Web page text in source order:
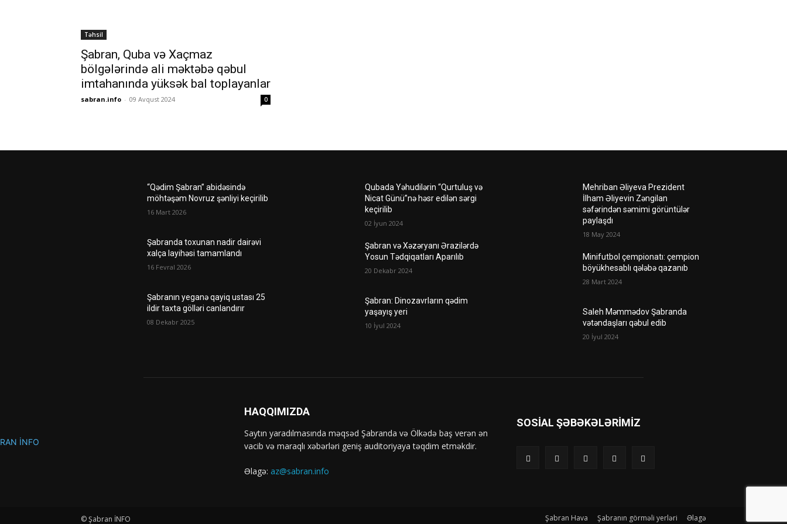
Təhsil
Şabran, Quba və Xaçmaz
bölgələrində ali məktəbə qəbul
imtahanında yüksək bal toplayanlar
sabran.info - 09 Avqust 2024 0
“Qədim Şabran” abidəsində
möhtəşəm Novruz şənliyi keçirilib
16 Mart 2026
Şabranda toxunan nadir dairəvi
xalça layihəsi tamamlandı
16 Fevral 2026
Şabranın yeganə qayiq ustası 25
ildir taxta gölləri canlandırır
08 Dekabr 2025
Qubada Yəhudilərin “Qurtuluş və
Nicat Günü”nə həsr edilən sərgi
keçirilib
02 İyun 2024
Şabran və Xəzəryanı Ərazilərdə
Yosun Tədqiqatları Aparılıb
20 Dekabr 2024
Şabran: Dinozavrların qədim
yaşayış yeri
10 İyul 2024
Mehriban Əliyeva Prezident
İlham Əliyevin Zəngilan
səfərindən səmimi görüntülər
paylaşdı
18 May 2024
Minifutbol çempionatı: çempion
böyükhesablı qələbə qazanıb
28 Mart 2024
Saleh Məmmədov Şabranda
vətəndaşları qəbul edib
20 İyul 2024
HAQQIMIZDA
Saytın yaradılmasında məqsəd Şabranda və Ölkədə baş verən ən
vacib və maraqlı xəbərləri geniş auditoriyaya təqdim etməkdir.
Əlagə: az@sabran.info
SOSIAL ŞƏBƏKƏLƏRIMIZ
© Şabran İNFO Şabran Hava Şabranın görməli yerləri Əlagə